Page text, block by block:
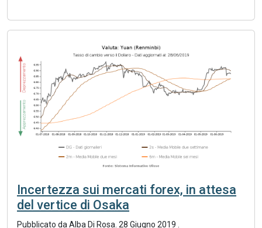
Incertezza sui mercati forex, in attesa
del vertice di Osaka
Pubblicato da Alba Di Rosa. 28 Giugno 2019